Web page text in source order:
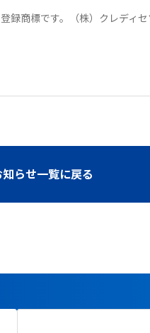
録商標です。（株）クレディ
らせ一覧に戻る